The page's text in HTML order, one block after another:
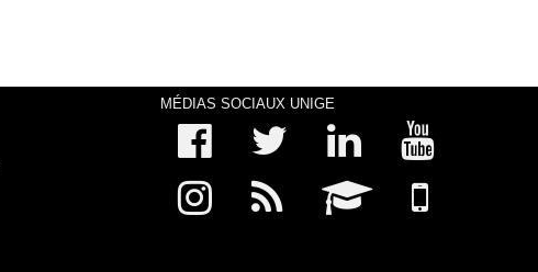
MÉDIAS SOCIAUX UNIGE